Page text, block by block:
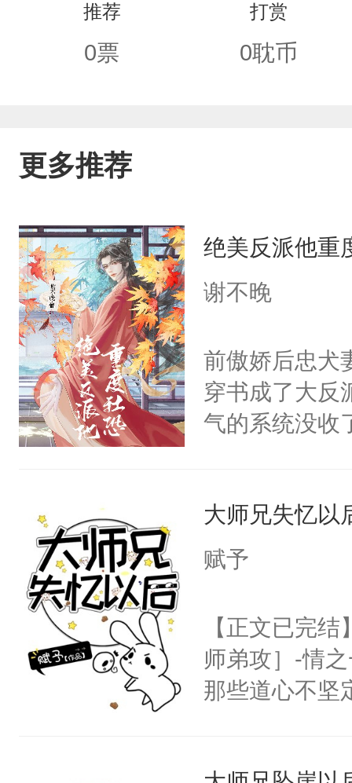
推荐
0票
打赏
0耽币
更多推荐
绝美反派他重
谢不晚
前傲娇后忠犬
穿书成了大反
气的系统没收
用见人，因为
言神龙见首不
名蛇蛇，跟
不知道，那
头，魔尊墨宴
宴：柳折枝你
们竟然欺负
大师兄失忆以
赋予
【正文已完
师弟攻］-情
那些道心不坚